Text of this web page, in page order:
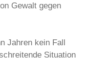
Gewalt gegen
Jahren kein Fall
Situation